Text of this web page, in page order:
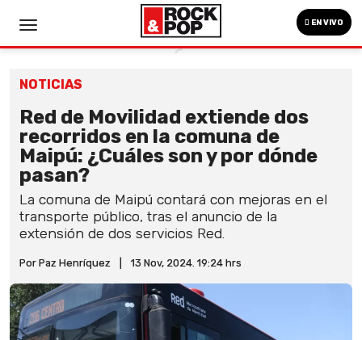
EN VIVO
NOTICIAS
Red de Movilidad extiende dos
recorridos en la comuna de
Maipú: ¿Cuáles son y por dónde
pasan?
La comuna de Maipú contará con mejoras en el
transporte público, tras el anuncio de la
extensión de dos servicios Red.
Por Paz Henríquez 13 Nov, 2024. 19:24 hrs